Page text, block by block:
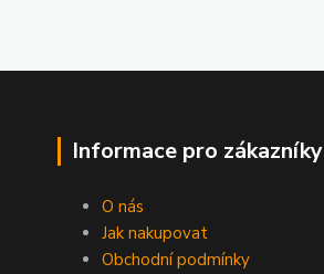
Informace pro zákazníky
O nás
Jak nakupovat
Obchodní podmínky